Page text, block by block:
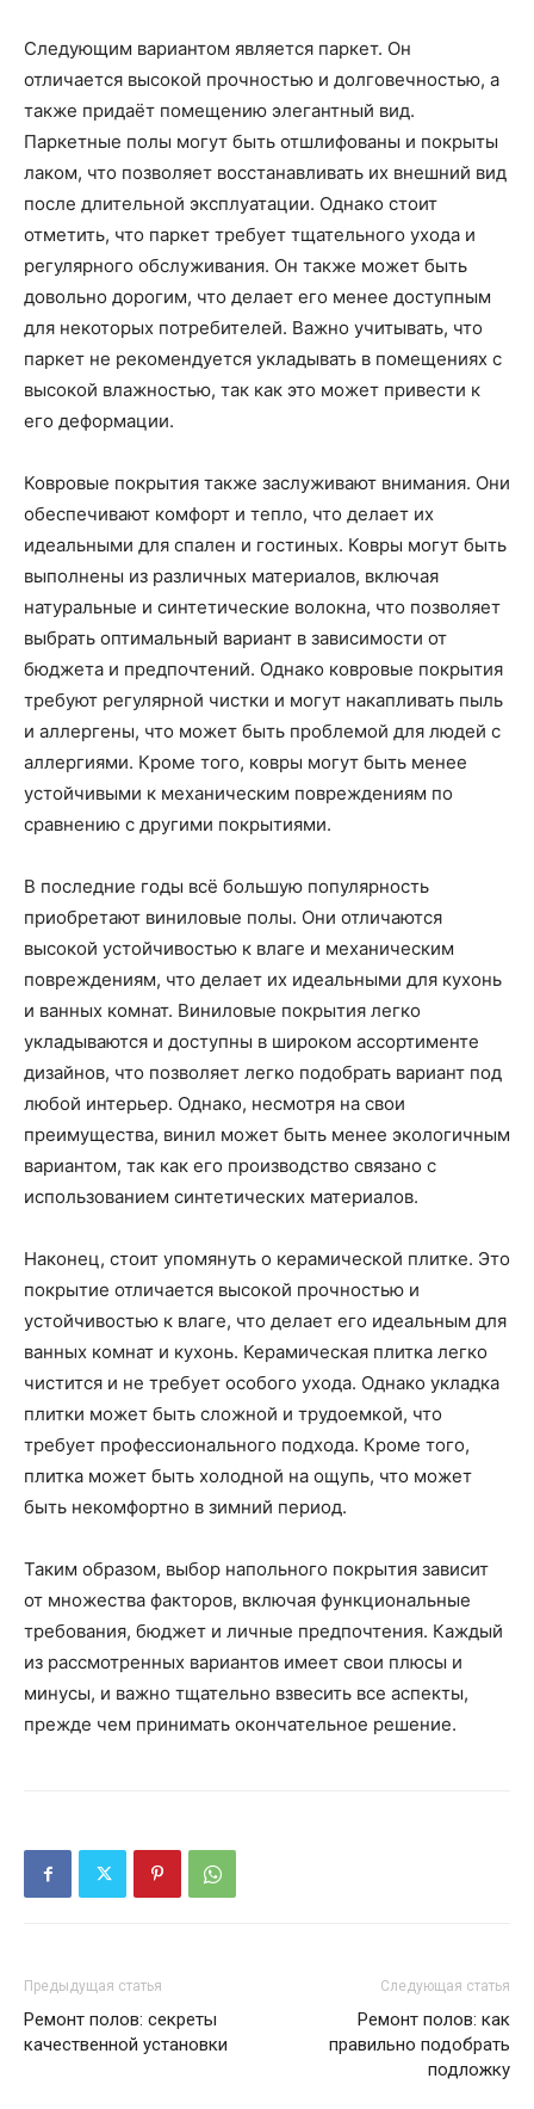
Следующим вариантом является паркет. Он
отличается высокой прочностью и долговечностью, а
также придаёт помещению элегантный вид.
Паркетные полы могут быть отшлифованы и покрыты
лаком, что позволяет восстанавливать их внешний вид
после длительной эксплуатации. Однако стоит
отметить, что паркет требует тщательного ухода и
регулярного обслуживания. Он также может быть
довольно дорогим, что делает его менее доступным
для некоторых потребителей. Важно учитывать, что
паркет не рекомендуется укладывать в помещениях с
высокой влажностью, так как это может привести к
его деформации.
Ковровые покрытия также заслуживают внимания. Они
обеспечивают комфорт и тепло, что делает их
идеальными для спален и гостиных. Ковры могут быть
выполнены из различных материалов, включая
натуральные и синтетические волокна, что позволяет
выбрать оптимальный вариант в зависимости от
бюджета и предпочтений. Однако ковровые покрытия
требуют регулярной чистки и могут накапливать пыль
и аллергены, что может быть проблемой для людей с
аллергиями. Кроме того, ковры могут быть менее
устойчивыми к механическим повреждениям по
сравнению с другими покрытиями.
В последние годы всё большую популярность
приобретают виниловые полы. Они отличаются
высокой устойчивостью к влаге и механическим
повреждениям, что делает их идеальными для кухонь
и ванных комнат. Виниловые покрытия легко
укладываются и доступны в широком ассортименте
дизайнов, что позволяет легко подобрать вариант под
любой интерьер. Однако, несмотря на свои
преимущества, винил может быть менее экологичным
вариантом, так как его производство связано с
использованием синтетических материалов.
Наконец, стоит упомянуть о керамической плитке. Это
покрытие отличается высокой прочностью и
устойчивостью к влаге, что делает его идеальным для
ванных комнат и кухонь. Керамическая плитка легко
чистится и не требует особого ухода. Однако укладка
плитки может быть сложной и трудоемкой, что
требует профессионального подхода. Кроме того,
плитка может быть холодной на ощупь, что может
быть некомфортно в зимний период.
Таким образом, выбор напольного покрытия зависит
от множества факторов, включая функциональные
требования, бюджет и личные предпочтения. Каждый
из рассмотренных вариантов имеет свои плюсы и
минусы, и важно тщательно взвесить все аспекты,
прежде чем принимать окончательное решение.
Предыдущая статья
Ремонт полов: секреты
качественной установки
Следующая статья
Ремонт полов: как
правильно подобрать
подложку